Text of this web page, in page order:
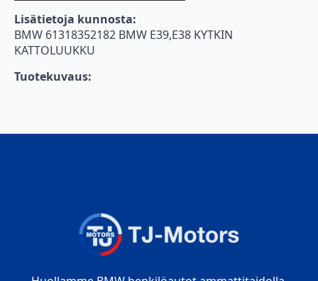
Lisätietoja kunnosta:
BMW 61318352182 BMW E39,E38 KYTKIN
KATTOLUUKKU
Tuotekuvaus: